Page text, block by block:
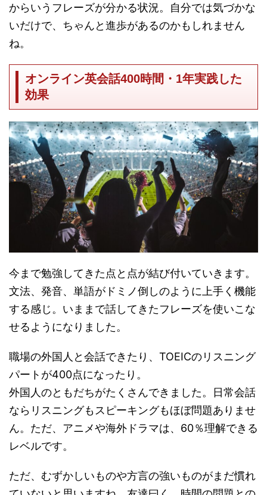
からいうフレーズが分かる状況。自分では気づかな
いだけで、ちゃんと進歩があるのかもしれません
ね。
オンライン英会話400時間・1年実践した
効果
今まで勉強してきた点と点が結び付いていきます。
文法、発音、単語がドミノ倒しのように上手く機能
する感じ。いままで話してきたフレーズを使いこな
せるようになりました。
職場の外国人と会話できたり、TOEICのリスニング
パートが400点になったり。
外国人のともだちがたくさんできました。日常会話
ならリスニングもスピーキングもほぼ問題ありませ
ん。ただ、アニメや海外ドラマは、60％理解できる
レベルです。
ただ、むずかしいものや方言の強いものがまだ慣れ